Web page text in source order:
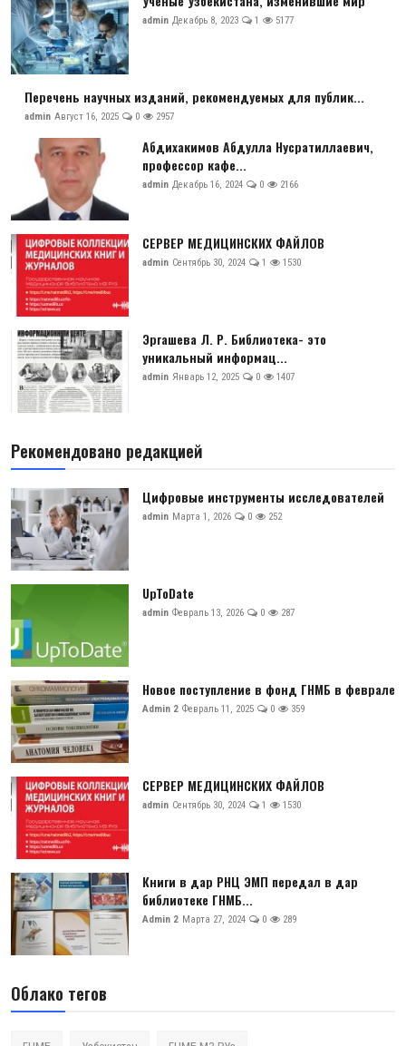
admin Декабрь 8, 2023 1 5177
Перечень научных изданий, рекомендуемых для публик...
admin Август 16, 2025 0 2957
Абдихакимов Абдулла Нусратиллаевич,
профессор кафе...
admin Декабрь 16, 2024 0 2166
СЕРВЕР МЕДИЦИНСКИХ ФАЙЛОВ
admin Сентябрь 30, 2024 1 1530
Эргашева Л. Р. Библиотека- это
уникальный информац...
admin Январь 12, 2025 0 1407
Рекомендовано редакцией
Цифровые инструменты исследователей
admin Марта 1, 2026 0 252
UpToDate
admin Февраль 13, 2026 0 287
Новое поступление в фонд ГНМБ в феврале
Admin 2 Февраль 11, 2025 0 359
СЕРВЕР МЕДИЦИНСКИХ ФАЙЛОВ
admin Сентябрь 30, 2024 1 1530
Книги в дар РНЦ ЭМП передал в дар
библиотеке ГНМБ...
Admin 2 Марта 27, 2024 0 289
Облако тегов